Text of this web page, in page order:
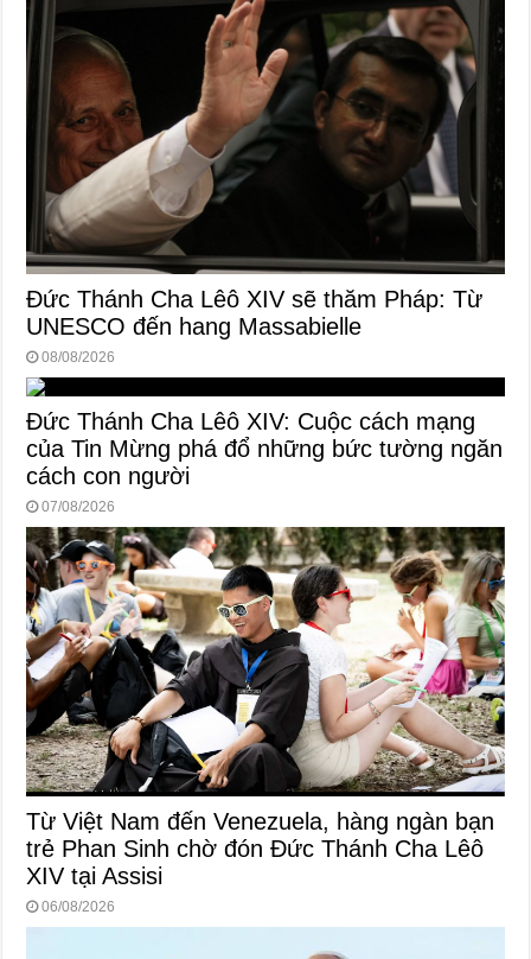
Đức Thánh Cha Lêô XIV sẽ thăm Pháp: Từ
UNESCO đến hang Massabielle
08/08/2026
Đức Thánh Cha Lêô XIV: Cuộc cách mạng
của Tin Mừng phá đổ những bức tường ngăn
cách con người
07/08/2026
Từ Việt Nam đến Venezuela, hàng ngàn bạn
trẻ Phan Sinh chờ đón Đức Thánh Cha Lêô
XIV tại Assisi
06/08/2026